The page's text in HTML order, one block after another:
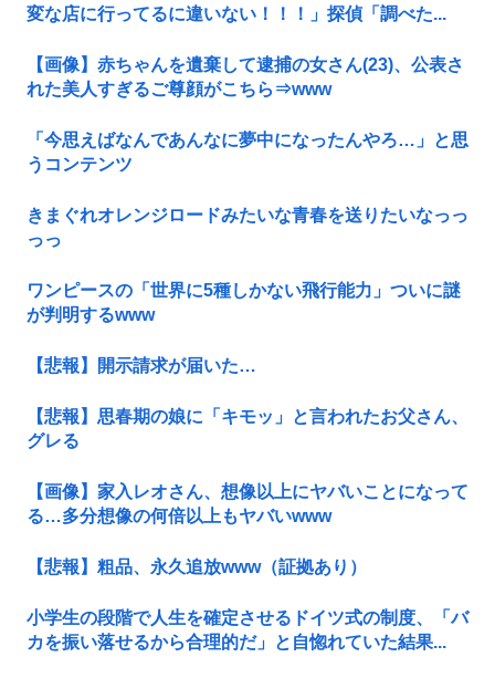
変な店に行ってるに違いない！！！」探偵「調べた...
【画像】赤ちゃんを遺棄して逮捕の女さん(23)、公表さ
れた美人すぎるご尊顔がこちら⇒www
「今思えばなんであんなに夢中になったんやろ…」と思
うコンテンツ
きまぐれオレンジロードみたいな青春を送りたいなっっ
っっ
ワンピースの「世界に5種しかない飛行能力」ついに謎
が判明するwww
【悲報】開示請求が届いた…
【悲報】思春期の娘に「キモッ」と言われたお父さん、
グレる
【画像】家入レオさん、想像以上にヤバいことになって
る…多分想像の何倍以上もヤバいwww
【悲報】粗品、永久追放www（証拠あり）
小学生の段階で人生を確定させるドイツ式の制度、「バ
カを振い落せるから合理的だ」と自惚れていた結果...